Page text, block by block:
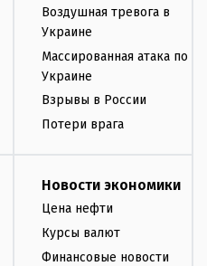
Воздушная тревога в
Украине
Массированная атака по
Украине
Взрывы в России
Потери врага
Новости экономики
Цена нефти
Курсы валют
Финансовые новости